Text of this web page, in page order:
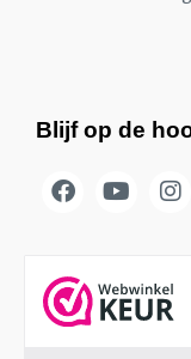
Blijf op de